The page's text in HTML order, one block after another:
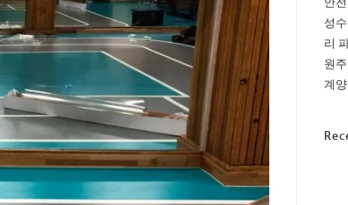
성
리
원
계